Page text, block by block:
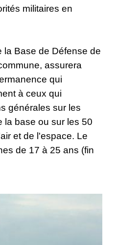
militaires en
la Base de Défense de
assurera
qui
à ceux qui
générales sur les
la base ou sur les 50
et de l'espace. Le
de 17 à 25 ans (fin